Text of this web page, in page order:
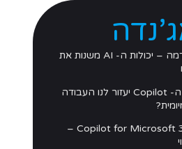
הקדמה – יכולות ה- AI משנות את
איך ה- Copilot יעזור לנו העבודה
Copilot for Microsoft 365 –